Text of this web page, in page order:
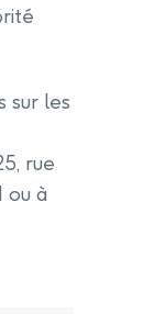
sur les
rue
ou à